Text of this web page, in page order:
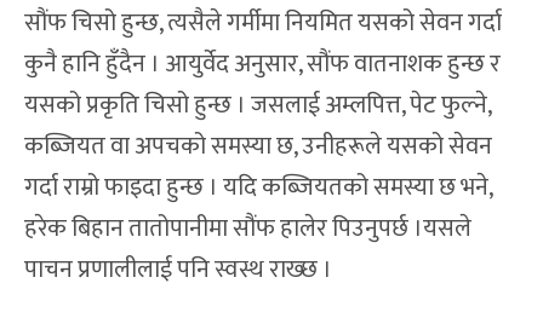
सौंफ चिसो हुन्छ, त्यसैले गर्मीमा नियमित यसको सेवन गर्दा
कुनै हानि हुँदैन । आयुर्वेद अनुसार, सौंफ वातनाशक हुन्छ र
यसको प्रकृति चिसो हुन्छ । जसलाई अम्लपित्त, पेट फुल्ने,
कब्जियत वा अपचको समस्या छ, उनीहरूले यसको सेवन
गर्दा राम्रो फाइदा हुन्छ । यदि कब्जियतको समस्या छ भने,
हरेक बिहान तातोपानीमा सौंफ हालेर पिउनुपर्छ ।यसले
पाचन प्रणालीलाई पनि स्वस्थ राख्छ ।